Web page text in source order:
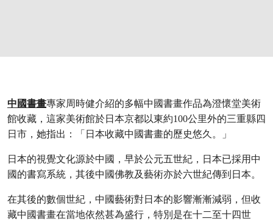
中國書畫專家周時健介紹的多幅中國書畫作品為澄懷堂美術
館收藏，這家美術館於日本京都以東約100公里外的三重縣四
日市，她指出：「日本收藏中國書畫的歷史悠久。」
日本的視覺文化源於中國，早於公元五世紀，日本已採用中
國的書寫系統，其後中國佛教及藝術亦於六世紀傳到日本。
在其後的數個世紀，中國藝術對日本的影響漸漸減弱，但收
藏中國書畫在當地依然甚為盛行，特別是在十二至十四世